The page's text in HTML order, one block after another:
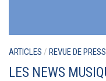
ARTICLES / REVUE DE
LES NEWS